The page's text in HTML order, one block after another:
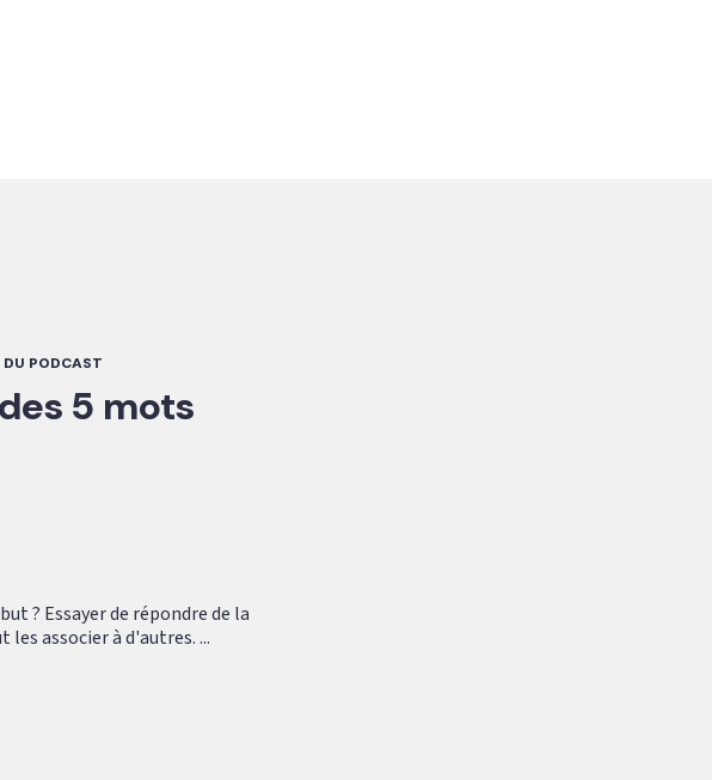
DU PODCAST
5 mots
? Essayer de répondre de la
associer à d'autres. ...